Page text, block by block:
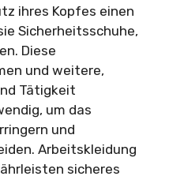
ihres Kopfes einen
Sicherheitsschuhe,
Diese
und weitere,
Tätigkeit
um das
und
Arbeitskleidung
sicheres